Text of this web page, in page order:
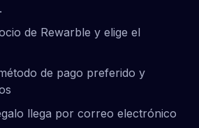
de Rewarble y elige el
de pago preferido y
llega por correo electrónico